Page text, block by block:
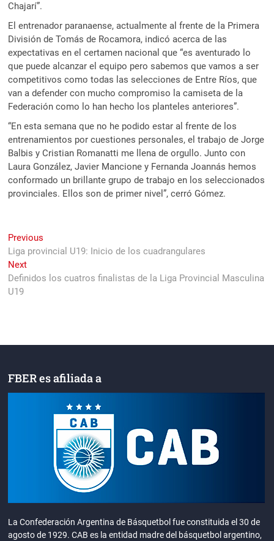
Chajarí”.
El entrenador paranaense, actualmente al frente de la Primera
División de Tomás de Rocamora, indicó acerca de las
expectativas en el certamen nacional que “es aventurado lo
que puede alcanzar el equipo pero sabemos que vamos a ser
competitivos como todas las selecciones de Entre Ríos, que
van a defender con mucho compromiso la camiseta de la
Federación como lo han hecho los planteles anteriores”.
“En esta semana que no he podido estar al frente de los
entrenamientos por cuestiones personales, el trabajo de Jorge
Balbis y Cristian Romanatti me llena de orgullo. Junto con
Laura González, Javier Mancione y Fernanda Joannás hemos
conformado un brillante grupo de trabajo en los seleccionados
provinciales. Ellos son de primer nivel”, cerró Gómez.
Navegación
de
entradas
Previous
post:
Liga provincial U19: Inicio de los cuadrangulares
NextNext
post:
Definidos los cuatros finalistas de la Liga Provincial Masculina
U19
FBER es afiliada a
La Confederación Argentina de Básquetbol fue constituida el 30 de
agosto de 1929. CAB es la entidad madre del básquetbol argentino,